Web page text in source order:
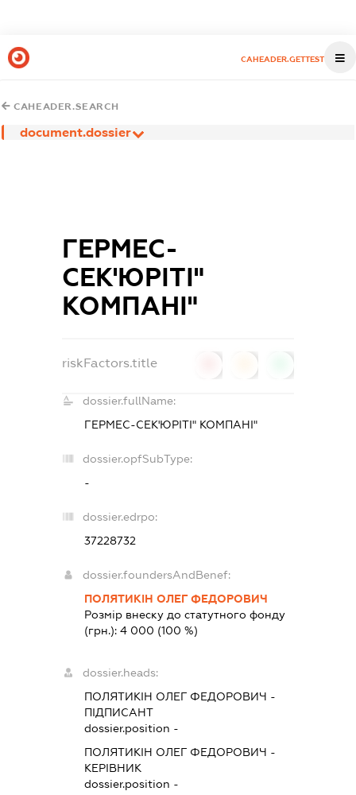
CAHEADER.GETTEST
CAHEADER.SEARCH
document.dossier
ГЕРМЕС-
СЕК'ЮРІТІ"
КОМПАНІ"
riskFactors.title
dossier.fullName:
ГЕРМЕС-СЕК'ЮРІТІ" КОМПАНІ"
dossier.opfSubType:
-
dossier.edrpo:
37228732
dossier.foundersAndBenef:
ПОЛЯТИКІН ОЛЕГ ФЕДОРОВИЧ
Розмір внеску до статутного фонду
(грн.): 4 000 (100 %)
dossier.heads:
ПОЛЯТИКІН ОЛЕГ ФЕДОРОВИЧ -
ПІДПИСАНТ
dossier.position -
ПОЛЯТИКІН ОЛЕГ ФЕДОРОВИЧ -
КЕРІВНИК
dossier.position -